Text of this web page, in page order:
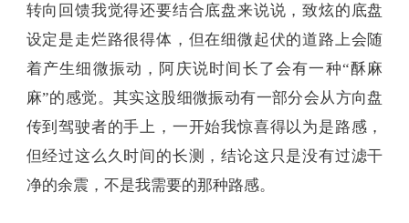
转向回馈我觉得还要结合底盘来说说，致炫的底盘
设定是走烂路很得体，但在细微起伏的道路上会随
着产生细微振动，阿庆说时间长了会有一种“酥麻
麻”的感觉。其实这股细微振动有一部分会从方向盘
传到驾驶者的手上，一开始我惊喜得以为是路感，
但经过这么久时间的长测，结论这只是没有过滤干
净的余震，不是我需要的那种路感。